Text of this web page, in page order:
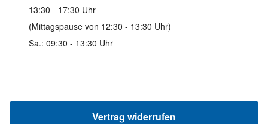
13:30 - 17:30 Uhr
(Mittagspause von 12:30 - 13:30 Uhr)
Sa.: 09:30 - 13:30 Uhr
Vertrag widerrufen